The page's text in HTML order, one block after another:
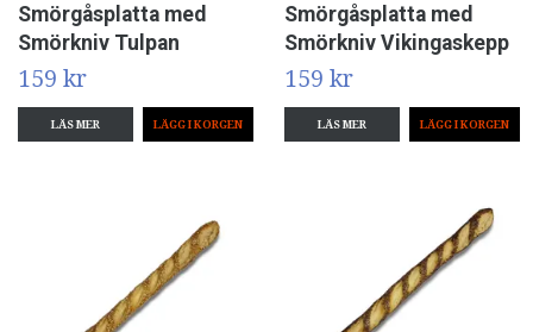
Smörgåsplatta med
Smörkniv Tulpan
159 kr
LÄS MER
Smörgåsplatta med
Smörkniv Vikingaskepp
159 kr
LÄS MER